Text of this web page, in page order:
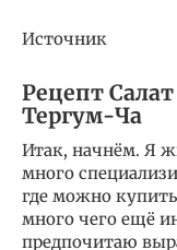
Источник
Рецепт
Тергум-Ча
Итак, начнём. Я
много
где можно
много чего ещё
предпочитаю